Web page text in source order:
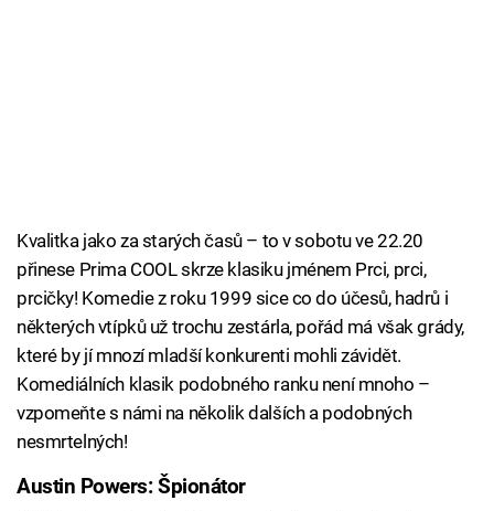
Kvalitka jako za starých časů – to v sobotu ve 22.20
přinese Prima COOL skrze klasiku jménem Prci, prci,
prcičky! Komedie z roku 1999 sice co do účesů, hadrů i
některých vtípků už trochu zestárla, pořád má však grády,
které by jí mnozí mladší konkurenti mohli závidět.
Komediálních klasik podobného ranku není mnoho –
vzpomeňte s námi na několik dalších a podobných
nesmrtelných!
Austin Powers: Špionátor